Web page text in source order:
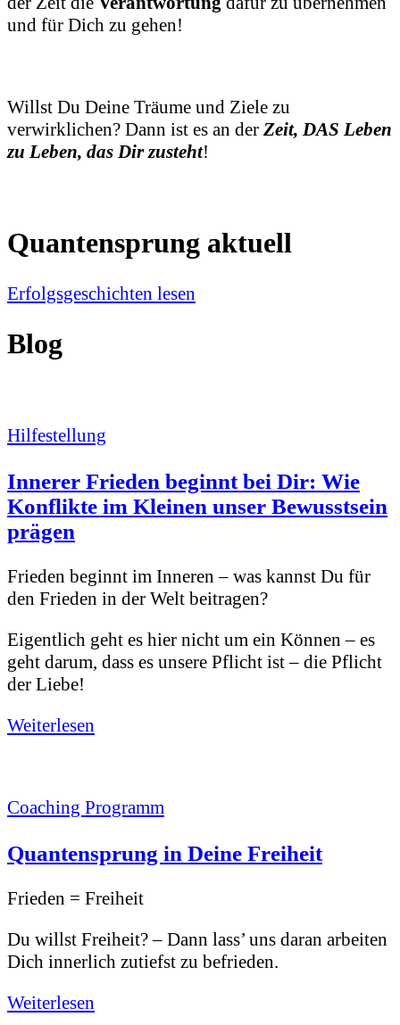
und für Dich zu gehen!
Willst Du Deine Träume und Ziele zu
verwirklichen? Dann ist es an der Zeit, DAS Leben
zu Leben, das Dir zusteht!
Quantensprung aktuell
Erfolgsgeschichten lesen
Blog
Hilfestellung
Innerer Frieden beginnt bei Dir: Wie
Konflikte im Kleinen unser Bewusstsein
prägen
Frieden beginnt im Inneren – was kannst Du für
den Frieden in der Welt beitragen?
Eigentlich geht es hier nicht um ein Können – es
geht darum, dass es unsere Pflicht ist – die Pflicht
der Liebe!
Weiterlesen
Coaching Programm
Quantensprung in Deine Freiheit
Frieden = Freiheit
Du willst Freiheit? – Dann lass’ uns daran arbeiten
Dich innerlich zutiefst zu befrieden.
Weiterlesen